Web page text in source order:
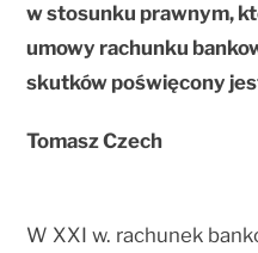
w stosunku prawnym,
umowy rachunku
skutków poświęcony
Tomasz Czech
W XXI w. rachunek